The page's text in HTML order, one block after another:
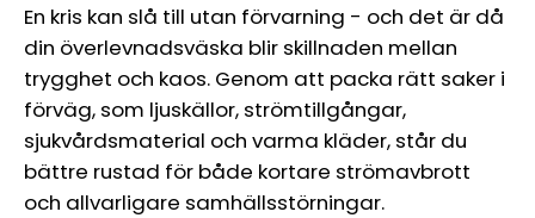
En kris kan slå till utan förvarning - och det är då
din överlevnadsväska blir skillnaden mellan
trygghet och kaos. Genom att packa rätt saker i
förväg, som ljuskällor, strömtillgångar,
sjukvårdsmaterial och varma kläder, står du
bättre rustad för både kortare strömavbrott
och allvarligare samhällsstörningar.